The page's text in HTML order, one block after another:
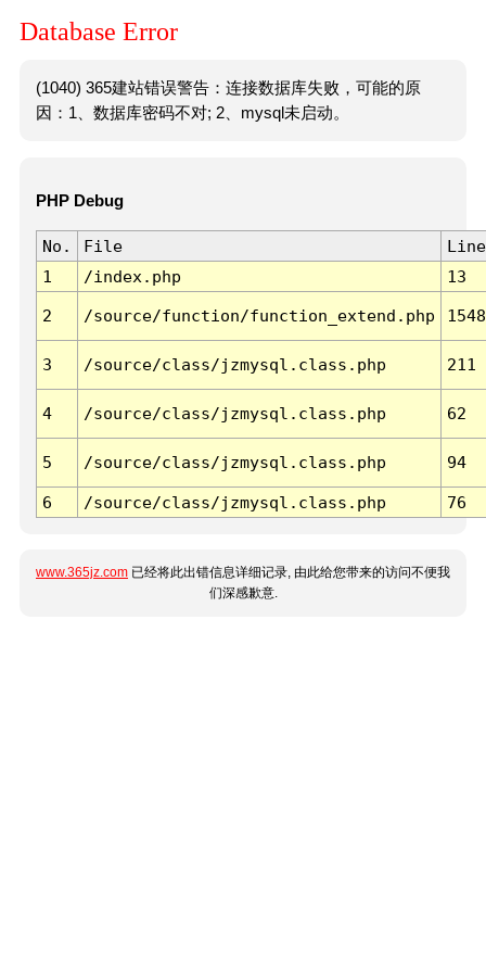
Database Error
(1040) 365建站错误警告：连接数据库失败，可能的原
因：1、数据库密码不对; 2、mysql未启动。
PHP Debug
No. File
Line
1
/index.php 13
2 /source/function/function_extend.php 1548
3 /source/class/jzmysql.class.php 211
4 /source/class/jzmysql.class.php 62
5 /source/class/jzmysql.class.php 94
6 /source/class/jzmysql.class.php 76
www.365jz.com 已经将此出错信息详细记录, 由此给您带来的访问不便我
们深感歉意.